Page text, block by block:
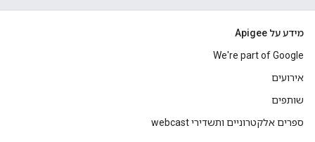
מידע על Apigee
We're part of Google
אירועים
שותפים
ספרים אלקטרוניים ותשדירי webcast